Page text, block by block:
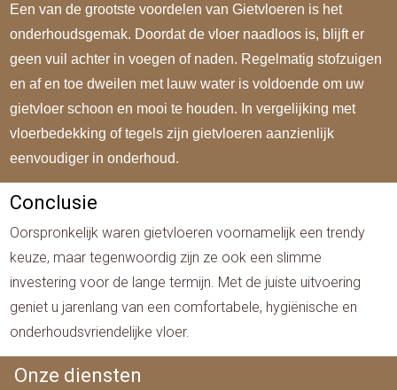
Een van de grootste voordelen van Gietvloeren is het
onderhoudsgemak. Doordat de vloer naadloos is, blijft er
geen vuil achter in voegen of naden. Regelmatig stofzuigen
en af en toe dweilen met lauw water is voldoende om uw
gietvloer schoon en mooi te houden. In vergelijking met
vloerbedekking of tegels zijn gietvloeren aanzienlijk
eenvoudiger in onderhoud.
Conclusie
Oorspronkelijk waren gietvloeren voornamelijk een trendy
keuze, maar tegenwoordig zijn ze ook een slimme
investering voor de lange termijn. Met de juiste uitvoering
geniet u jarenlang van een comfortabele, hygiënische en
onderhoudsvriendelijke vloer.
Onze diensten